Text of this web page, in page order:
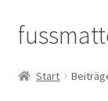
Zur
Navigation
springen
Zum
Inhalt
springen
Start